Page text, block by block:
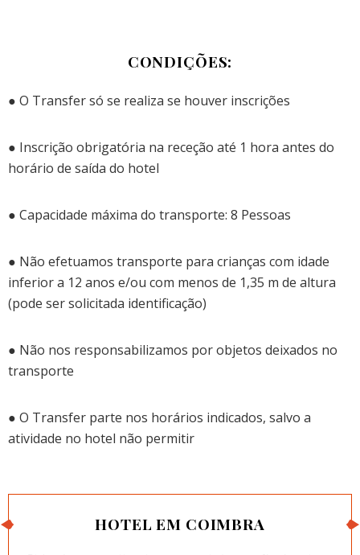
CONDIÇÕES:
● O Transfer só se realiza se houver inscrições
● Inscrição obrigatória na receção até 1 hora antes do
horário de saída do hotel
● Capacidade máxima do transporte: 8 Pessoas
● Não efetuamos transporte para crianças com idade
inferior a 12 anos e/ou com menos de 1,35 m de altura
(pode ser solicitada identificação)
● Não nos responsabilizamos por objetos deixados no
transporte
● O Transfer parte nos horários indicados, salvo a
atividade no hotel não permitir
HOTEL EM COIMBRA